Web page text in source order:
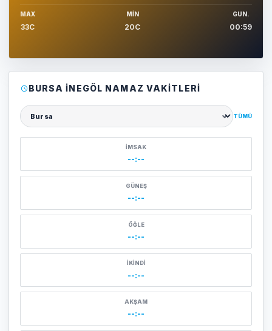
MAX
33C
MIN
20C
GUN.
00:59
BURSA İNEGÖL NAMAZ VAKITLERI
Şehir seçin
TÜMÜ
İMSAK
--:--
GÜNEŞ
--:--
ÖĞLE
--:--
İKINDI
--:--
AKŞAM
--:--